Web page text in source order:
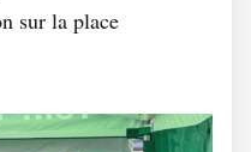
sur la place